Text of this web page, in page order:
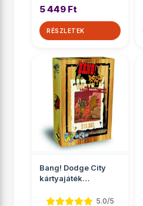
5 449 Ft
RÉSZLETEK
Bang! Dodge City
kártyajáték
5.0/5